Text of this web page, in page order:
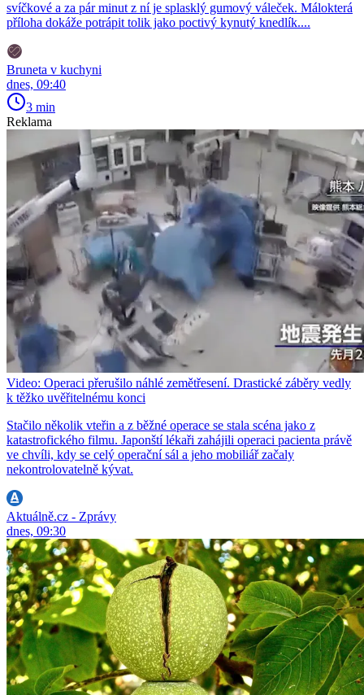
svíčkové a za pár minut z ní je splasklý gumový váleček. Málokterá
příloha dokáže potrápit tolik jako poctivý kynutý knedlík....
Bruneta v kuchyni
dnes, 09:40
3 min
Reklama
Video: Operaci přerušilo náhlé zemětřesení. Drastické záběry vedly
k těžko uvěřitelnému konci
Stačilo několik vteřin a z běžné operace se stala scéna jako z
katastrofického filmu. Japonští lékaři zahájili operaci pacienta právě
ve chvíli, kdy se celý operační sál a jeho mobiliář začaly
nekontrolovatelně kývat.
Aktuálně.cz - Zprávy
dnes, 09:30